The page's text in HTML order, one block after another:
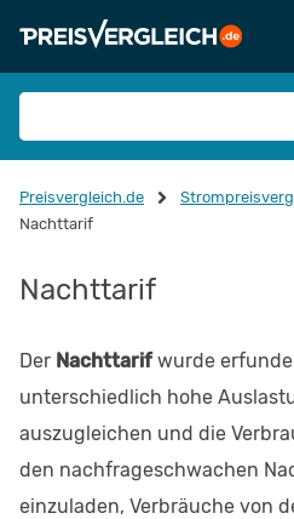
Preisvergleich.de
Nachttarif
Nachttarif
Der Nachttarifwurde
unterschiedlich hohe
auszugleichen und die
den nachfrageschwachen
einzuladen, Verbräuche von